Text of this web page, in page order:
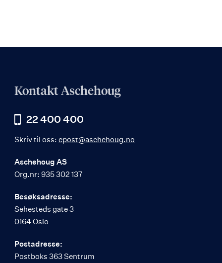
Kontakt Aschehoug
22 400 400
Skriv til oss: epost@aschehoug.no
Aschehoug AS
Org.nr: 935 302 137
Besøksadresse:
Sehesteds gate 3
0164 Oslo
Postadresse:
Postboks 363 Sentrum